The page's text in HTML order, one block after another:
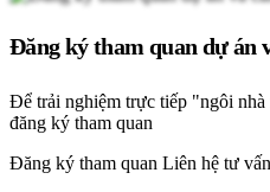
Đăng ký tham quan dự án
Để trải nghiệm trực tiếp "ngôi
đăng ký tham quan
Đăng ký tham quan Liên hệ tư vấn